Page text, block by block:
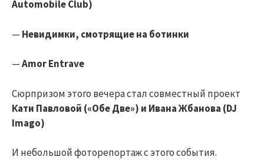
Automobile Club)
— Невидимки, смотрящие на ботинки
—Amor Entrave
Сюрпризом этого вечера стал совместный проект
Кати Павловой («Обе Две») и Ивана Жбанова (DJ
Imago)
И небольшой фоторепортаж с этого события.